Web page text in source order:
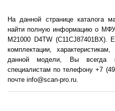
На данной странице каталога
найти полную информацию о
M21000 D4TW (C11CJ87401BX).
комплектации,
данной модели, Вы всегда
специалистам по телефону +7
почте info@scan-pro.ru.